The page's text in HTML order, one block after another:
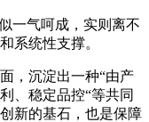
一气呵成，实则离不
系统性支撑。
，沉淀出一种“由产
、稳定品控“等共同
新的基石，也是保障